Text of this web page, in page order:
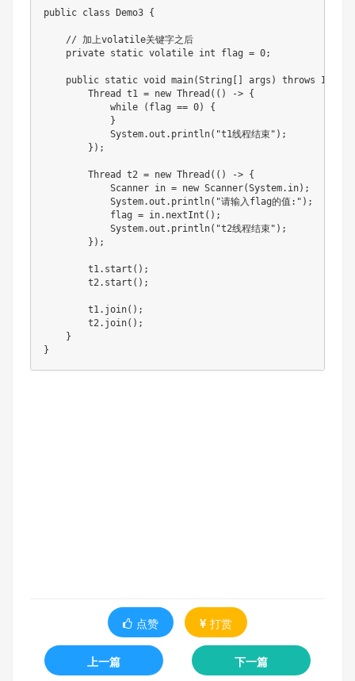
public class Demo3 {
    // 加上volatile关键字之后
    private static volatile int flag = 0;
public static void main(String[] args) throws
        Thread t1 = new Thread(() -> {
            while (flag == 0) {
            }
            System.out.println("t1线程结束");
        });
        Thread t2 = new Thread(() -> {
            Scanner in = new Scanner(System.in);
            System.out.println("请输入flag的值:");
            flag = in.nextInt();
            System.out.println("t2线程结束");
        });
        t1.start();
        t2.start();
        t1.join();
        t2.join();
    }
}
点赞 打赏
上一篇 下一篇